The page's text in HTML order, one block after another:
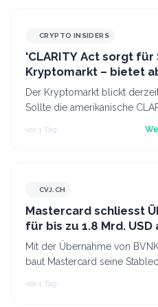
CRYPTO INSIDERS
'CLARITY Act sorgt für
Kryptomarkt – bietet
Chancen'
Der Kryptomarkt blickt
Sollte die amerikanische
werden, könnte dies
vor 1 Tag
CVJ.CHCVJ.CH
Mastercard schliesst
für bis zu 1.8 Mrd. USD
Mit der Übernahme von
baut Mastercard seine
vor 1 Tag